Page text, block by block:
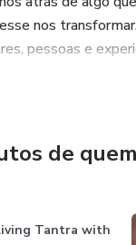
nos
pessoas e
em muita barca
em suas áreas e
perdoar,
sermos nós
do mais
de
Tantra with